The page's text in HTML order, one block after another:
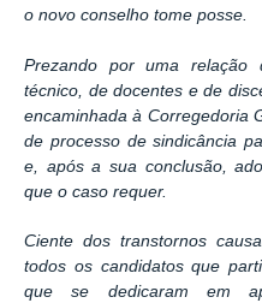
o novo conselho tome posse.
Prezando por uma relação
técnico, de docentes e de
encaminhada à Corregedoria
de processo de sindicância
e, após a sua conclusão,
que o caso requer.
Ciente dos transtornos
todos os candidatos que
que se dedicaram em